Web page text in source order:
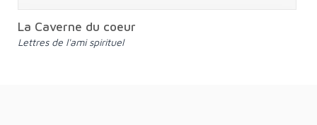
La Caverne du coeur
Lettres de l'ami spirituel